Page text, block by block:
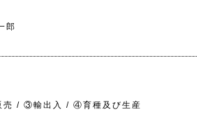
郎
/ ③輸出入 / ④育種及び生産